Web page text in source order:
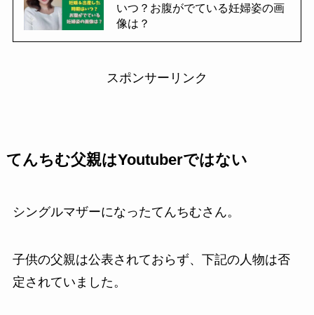
いつ？お腹がでている妊婦姿の画
像は？
スポンサーリンク
てんちむ父親はYoutuberではない
シングルマザーになったてんちむさん。
子供の父親は公表されておらず、下記の人物は否
定されていました。